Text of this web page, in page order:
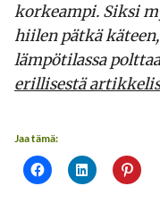
korkeampi. Siksi
hiilen pätkä
lämpötilassa
erillisestä
Jaa tämä: